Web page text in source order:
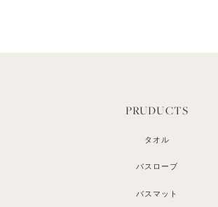
PRUDUCTS
タオル
バスローブ
バスマット